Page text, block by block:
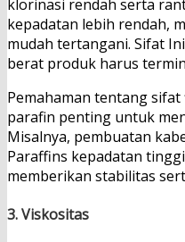
klorinasi rendah serta
kepadatan lebih rendah,
mudah tertangani. Sifat
berat produk harus
Pemahaman tentang
parafin penting untuk
Misalnya, pembuatan
Paraffins kepadatan
memberikan stabilitas
3. Viskositas